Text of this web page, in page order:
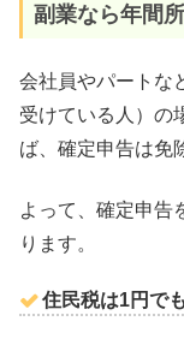
副業なら年間
会社員やパートな
受けている人）の
ば、確定申告は免
よって、確定申告
ります。
住民税は1円で